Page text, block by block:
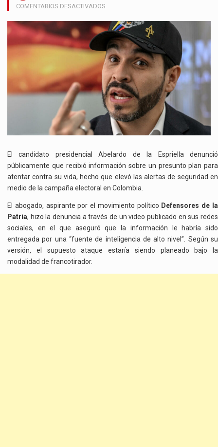
COMENTARIOS DESACTIVADOS
DE
ESPRIELLA
DENUNCIA
PRESUNTO
PLAN
DE
ATENTADO
EN
SU
CONTRA
CAMPAÑA
PRESIDENCIAL
El candidato presidencial Abelardo de la Espriella denunció
públicamente que recibió información sobre un presunto plan para
atentar contra su vida, hecho que elevó las alertas de seguridad en
medio de la campaña electoral en Colombia.
El abogado, aspirante por el movimiento político Defensores de la
Patria, hizo la denuncia a través de un video publicado en sus redes
sociales, en el que aseguró que la información le habría sido
entregada por una “fuente de inteligencia de alto nivel”. Según su
versión, el supuesto ataque estaría siendo planeado bajo la
modalidad de francotirador.